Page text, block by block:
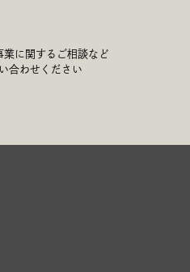
業に関するご相談など
合わせください